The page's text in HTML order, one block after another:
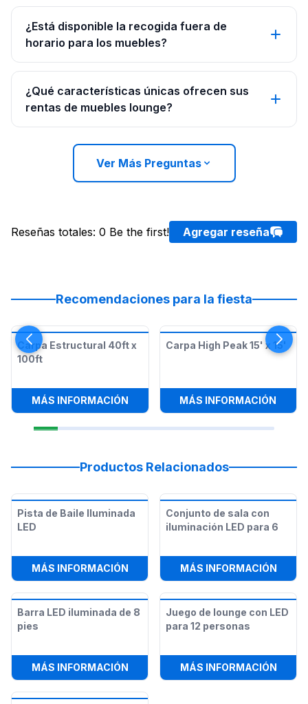
¿Está disponible la recogida fuera de
horario para los muebles?
¿Qué características únicas ofrecen sus
rentas de muebles lounge?
Ver Más Preguntas
Reseñas totales: 0 Be the first! Agregar reseña
Recomendaciones para la fiesta
Carpa Estructural 40ft x
100ft
MÁS INFORMACIÓN: CARPA ESTRUCTURAL 40FT X
Carpa High Peak 15' x 15'
MÁS INFORMACIÓN
Productos Relacionados
Pista de Baile Iluminada
LED
MÁS INFORMACIÓN: PISTA DE BAILE ILUMINADA LED
Conjunto de sala con
iluminación LED para 6
MÁS INFORMACIÓN:
Barra LED iluminada de 8
pies
MÁS INFORMACIÓN: BARRA LED ILUMINADA DE 8 PIES
Juego de lounge con LED
para 12 personas
MÁS INFORMACIÓN: